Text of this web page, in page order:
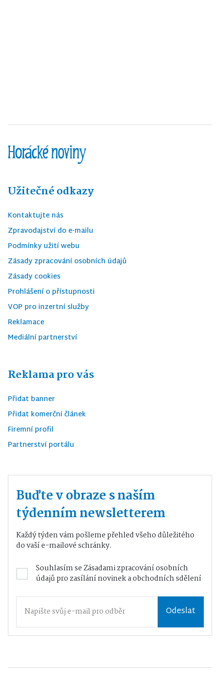
Užitečné odkazy
Kontaktujte nás
Zpravodajství do e-mailu
Podmínky užití webu
Zásady zpracování osobních údajů
Zásady cookies
Prohlášení o přístupnosti
VOP pro inzertní služby
Reklamace
Mediální partnerství
Reklama pro vás
Přidat banner
Přidat komerční článek
Firemní profil
Partnerství portálu
Buďte v obraze s naším
týdenním newsletterem
Každý týden vám pošleme přehled všeho důležitého
do vaší e-mailové schránky.
Souhlasím seZásadami zpracování osobních
údajůpro zasílání novinek a obchodních sdělení
Odeslat